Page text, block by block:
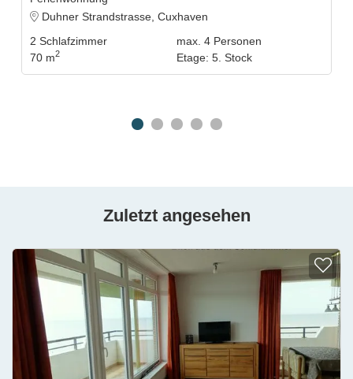
Duhner Strandstrasse, Cuxhaven
2 Schlafzimmer
70 m2
max. 4 Personen
Etage: 5. Stock
Zuletzt angesehen